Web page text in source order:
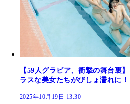
【59人グラビア、衝撃の舞台裏
ラスな美女たちがびしょ濡れに
2025年10月19日 13:30